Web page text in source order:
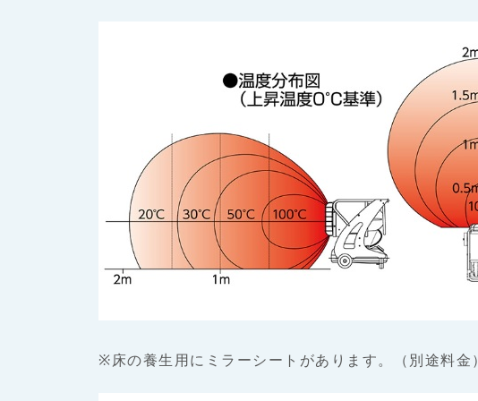
※床の養生用にミラーシートがあります。（別途料金